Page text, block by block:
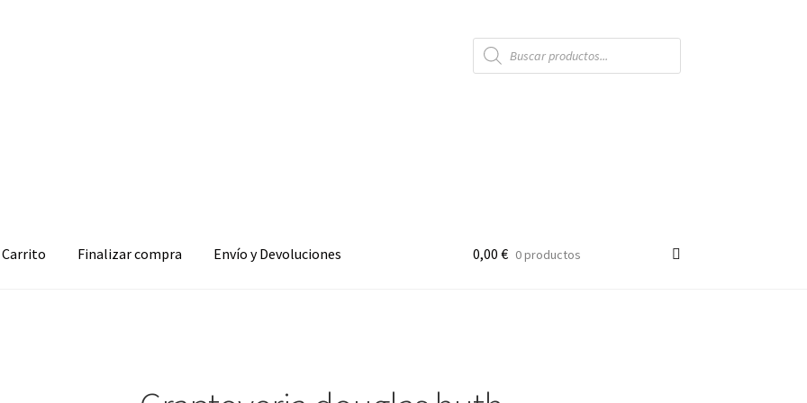
Búsqueda
de
productos
Carrito Finalizar compra Envío y Devoluciones 0,00 € 0 productos